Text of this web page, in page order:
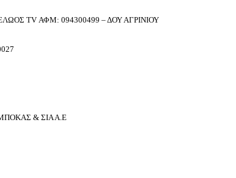
TV ΑΦΜ: 094300499 – ΔΟΥ ΑΓΡΙΝΙΟΥ
& ΣΙΑ Α.Ε